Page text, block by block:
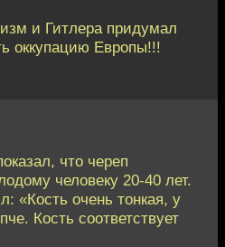
и Гитлера придумал
оккупацию Европы!!!
что череп
человеку 20-40 лет.
«Кость очень тонкая, у
Кость соответствует